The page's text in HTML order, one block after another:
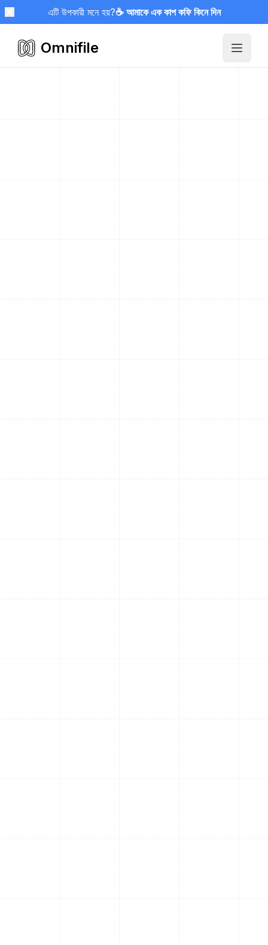
এটি উপকারী মনে হয়?☕ আমাকে এক কাপ কফি কিনে দিন
Omnifile